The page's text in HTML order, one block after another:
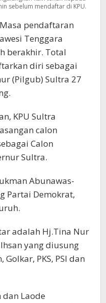
sebelum mendaftar di KPU.
pendaftaran
Tenggara
berakhir. Total
diri sebagai
(Pilgub) Sultra 27
KPU Sultra
calon
Calon
Sultra.
Abunawas-
Partai Demokrat,
adalah Hj.Tina Nur
yang diusung
PKS, PSI dan
dan Laode